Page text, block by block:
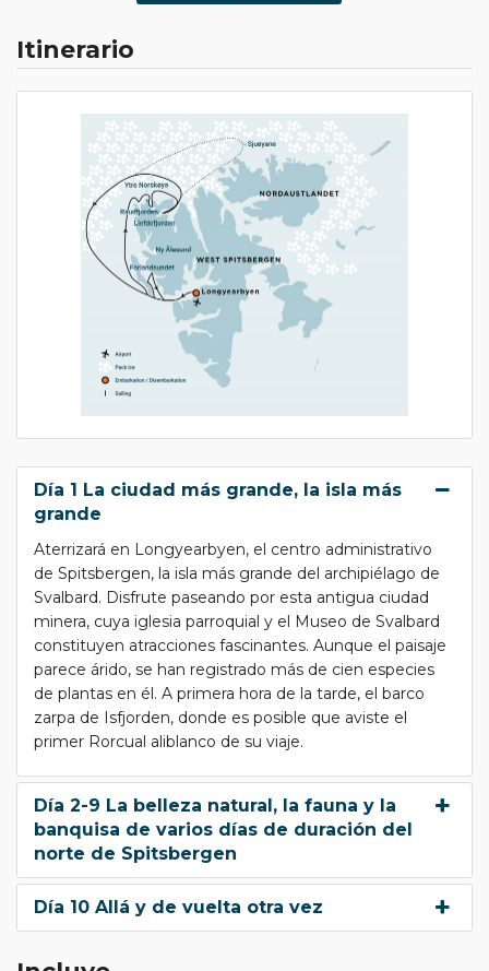
Itinerario
Día 1 La ciudad más grande, la isla más
grande
Aterrizará en Longyearbyen, el centro administrativo
de Spitsbergen, la isla más grande del archipiélago de
Svalbard. Disfrute paseando por esta antigua ciudad
minera, cuya iglesia parroquial y el Museo de Svalbard
constituyen atracciones fascinantes. Aunque el paisaje
parece árido, se han registrado más de cien especies
de plantas en él. A primera hora de la tarde, el barco
zarpa de Isfjorden, donde es posible que aviste el
primer Rorcual aliblanco de su viaje.
Día 2-9 La belleza natural, la fauna y la
banquisa de varios días de duración del
norte de Spitsbergen
Día 10 Allá y de vuelta otra vez